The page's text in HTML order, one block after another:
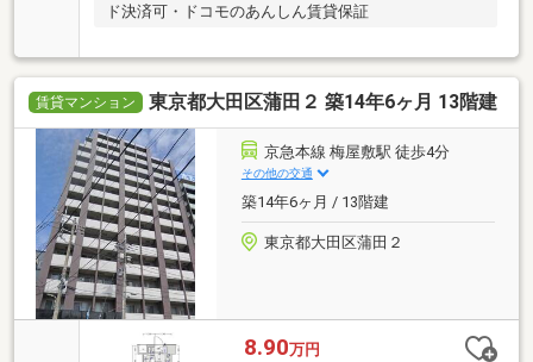
ド決済可・ドコモのあんしん賃貸保証
賃貸マンション 東京都大田区蒲田２ 築14年6ヶ月 13階建
京急本線 梅屋敷駅 徒歩4分
その他の交通
築14年6ヶ月 / 13階建
東京都大田区蒲田２
8.90万円